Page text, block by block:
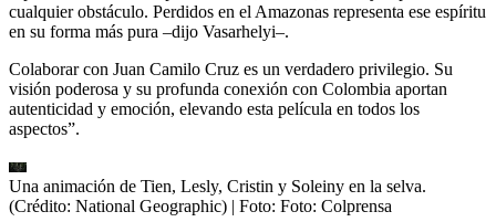
cualquier obstáculo. Perdidos en el Amazonas representa ese espíritu
en su forma más pura –dijo Vasarhelyi–.
Colaborar con Juan Camilo Cruz es un verdadero privilegio. Su
visión poderosa y su profunda conexión con Colombia aportan
autenticidad y emoción, elevando esta película en todos los
aspectos”.
Una animación de Tien, Lesly, Cristin y Soleiny en la selva.
(Crédito: National Geographic) | Foto: Foto: Colprensa